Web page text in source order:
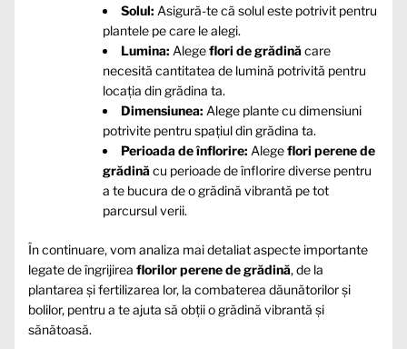
Solul: Asigură-te că solul este potrivit pentru
plantele pe care le alegi.
Lumina: Alegeflori de grădinăcare
necesită cantitatea de lumină potrivită pentru
locația din grădina ta.
Dimensiunea: Alege plante cu dimensiuni
potrivite pentru spațiul din grădina ta.
Perioada de înflorire: Alegeflori perene de
grădinăcu perioade de înflorire diverse pentru
a te bucura de o grădină vibrantă pe tot
parcursul verii.
În continuare, vom analiza mai detaliat aspecte importante
legate de îngrijirea florilor perene de grădină, de la
plantarea și fertilizarea lor, la combaterea dăunătorilor și
bolilor, pentru a te ajuta să obții o grădină vibrantă și
sănătoasă.